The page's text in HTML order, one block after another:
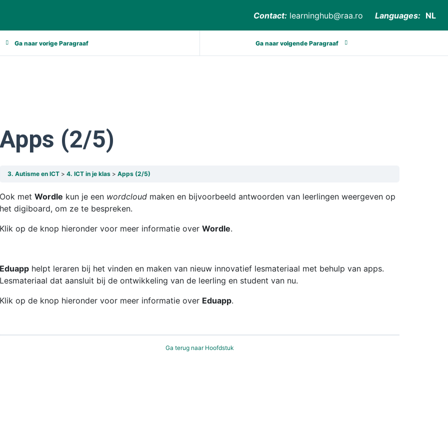
Contact: learninghub@raa.ro Languages: NL
Ga naar vorige Paragraaf Ga naar volgende Paragraaf
Apps (2/5)
3. Autisme en ICT 4. ICT in je klas Apps (2/5)
Ook met Wordle kun je een wordcloud maken en bijvoorbeeld antwoorden van leerlingen weergeven op
het digiboard, om ze te bespreken.
Klik op de knop hieronder voor meer informatie over Wordle.
Eduapp helpt leraren bij het vinden en maken van nieuw innovatief lesmateriaal met behulp van apps.
Lesmateriaal dat aansluit bij de ontwikkeling van de leerling en student van nu.
Klik op de knop hieronder voor meer informatie over Eduapp.
Ga terug naar Hoofdstuk